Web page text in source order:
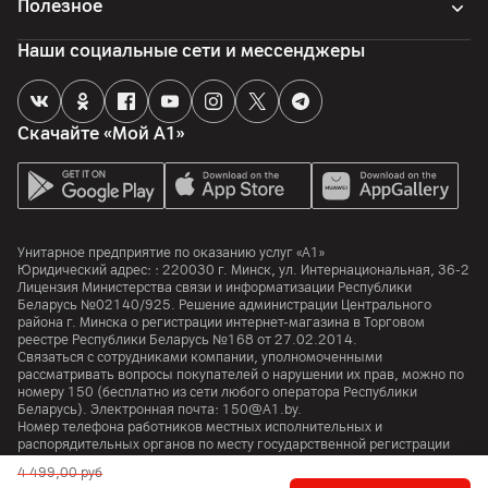
4 499,00 руб
Особенности
сек, замедленная съёмка 1080p (до 120 к/сек)
Память
256ГБ
Процессор
A18
Особенности
Система Neural Engine; 5‑ядерный графический процессор
Аккумулятор
Тип аккумулятора
Li-ion
Полезное
Скачайте «Мой А1»
Наши социальные сети и мессенджеры
Унитарное предприятие по оказанию услуг «А1»
Юридический адрес: : 220030 г. Минск, ул. Интернациональная, 36-2
Лицензия Министерства связи и информатизации Республики
Беларусь №02140/925. Решение администрации Центрального
района г. Минска о регистрации интернет-магазина в Торговом
реестре Республики Беларусь №168 от 27.02.2014.
Связаться с сотрудниками компании, уполномоченными
рассматривать вопросы покупателей о нарушении их прав, можно по
номеру 150 (бесплатно из сети любого оператора Республики
Беларусь). Электронная почта: 150@A1.by.
Номер телефона работников местных исполнительных и
распорядительных органов по месту государственной регистрации
рассматривать обращения покупателей:
+375 17 374 01 46.